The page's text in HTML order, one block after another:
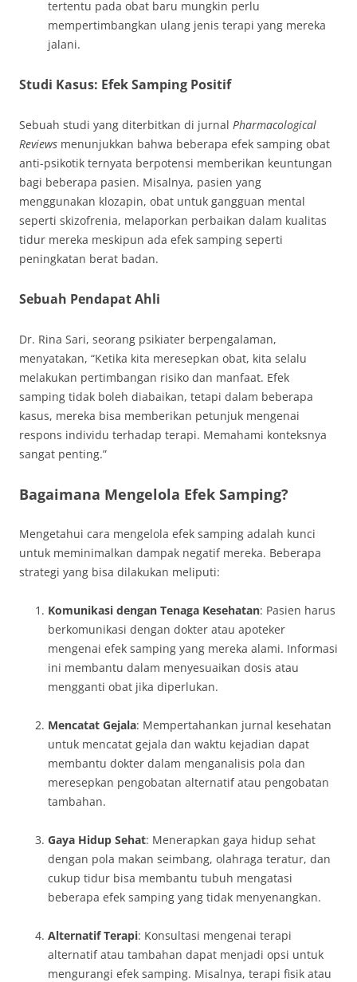
tertentu pada obat baru mungkin perlu
mempertimbangkan ulang jenis terapi yang mereka
jalani.
Studi Kasus: Efek Samping Positif
Sebuah studi yang diterbitkan di jurnal Pharmacological
Reviews menunjukkan bahwa beberapa efek samping obat
anti-psikotik ternyata berpotensi memberikan keuntungan
bagi beberapa pasien. Misalnya, pasien yang
menggunakan klozapin, obat untuk gangguan mental
seperti skizofrenia, melaporkan perbaikan dalam kualitas
tidur mereka meskipun ada efek samping seperti
peningkatan berat badan.
Sebuah Pendapat Ahli
Dr. Rina Sari, seorang psikiater berpengalaman,
menyatakan, “Ketika kita meresepkan obat, kita selalu
melakukan pertimbangan risiko dan manfaat. Efek
samping tidak boleh diabaikan, tetapi dalam beberapa
kasus, mereka bisa memberikan petunjuk mengenai
respons individu terhadap terapi. Memahami konteksnya
sangat penting.”
Bagaimana Mengelola Efek Samping?
Mengetahui cara mengelola efek samping adalah kunci
untuk meminimalkan dampak negatif mereka. Beberapa
strategi yang bisa dilakukan meliputi:
Komunikasi dengan Tenaga Kesehatan: Pasien harus
berkomunikasi dengan dokter atau apoteker
mengenai efek samping yang mereka alami. Informasi
ini membantu dalam menyesuaikan dosis atau
mengganti obat jika diperlukan.
Mencatat Gejala: Mempertahankan jurnal kesehatan
untuk mencatat gejala dan waktu kejadian dapat
membantu dokter dalam menganalisis pola dan
meresepkan pengobatan alternatif atau pengobatan
tambahan.
Gaya Hidup Sehat: Menerapkan gaya hidup sehat
dengan pola makan seimbang, olahraga teratur, dan
cukup tidur bisa membantu tubuh mengatasi
beberapa efek samping yang tidak menyenangkan.
Alternatif Terapi: Konsultasi mengenai terapi
alternatif atau tambahan dapat menjadi opsi untuk
mengurangi efek samping. Misalnya, terapi fisik atau